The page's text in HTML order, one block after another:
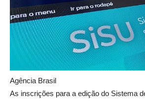
Agência Brasil
As inscrições para a edição do Sistema